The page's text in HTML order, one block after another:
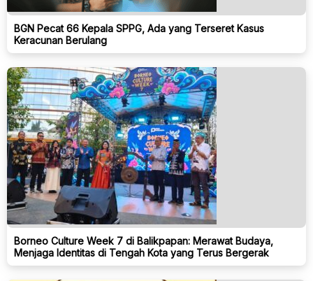
BGN Pecat 66 Kepala SPPG, Ada yang Terseret Kasus
Keracunan Berulang
Borneo Culture Week 7 di Balikpapan: Merawat Budaya,
Menjaga Identitas di Tengah Kota yang Terus Bergerak